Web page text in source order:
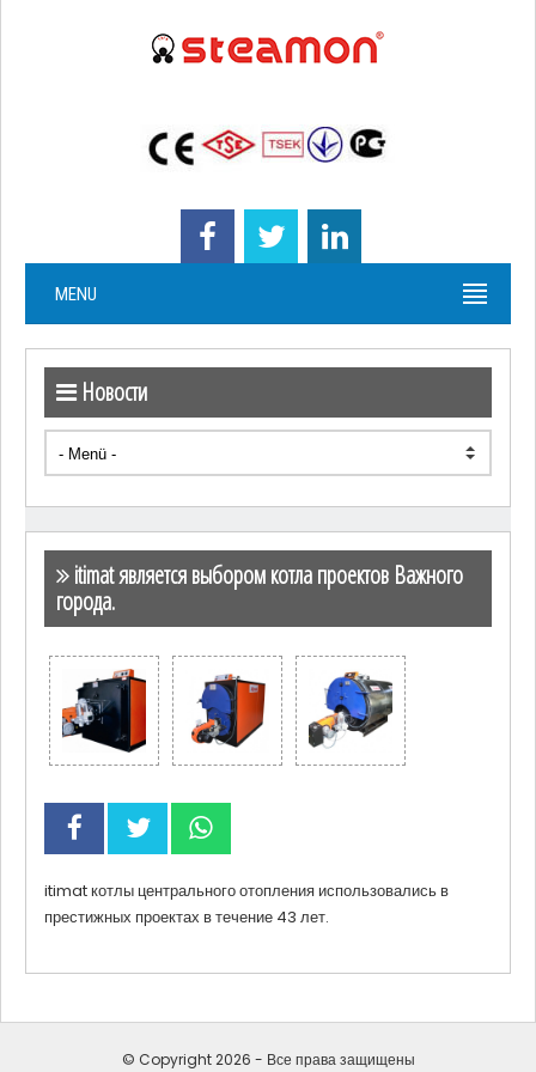
MENU
Новости
itimat является выбором котла проектов Важного
города.
itimat котлы центрального отопления использовались в
престижных проектах в течение 43 лет.
© Copyright 2026 - Все права защищены